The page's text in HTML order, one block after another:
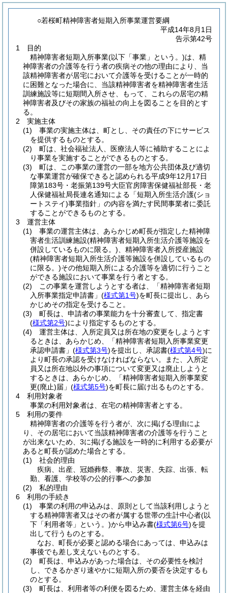
○若桜町精神障害者短期入所事業運営要綱
平成14年8月1日
告示第42号
1 目的
精神障害者短期入所事業(以下「事業」という。)は、精
神障害者の介護等を行う者の疾病その他の理由により、当
該精神障害者が居宅において介護等を受けることが一時的
に困難となった場合に、当該精神障害者を精神障害者生活
訓練施設等に短期間入所させ、もって、これらの居宅の精
神障害者及びその家族の福祉の向上を図ることを目的とす
る。
2 実施主体
(1) 事業の実施主体は、町とし、その責任の下にサービス
を提供するものとする。
(2) 町は、社会福祉法人、医療法人等に補助することによ
り事業を実施することができるものとする。
(3) 町は、この事業の運営の一部を地方公共団体及び適切
な事業運営が確保できると認められる平成9年12月17日
障第183号・老振第139号大臣官房障害保健福祉部長・老
人保健福祉局長連名通知による「短期入所生活介護(ショ
ートステイ)事業指針」の内容を満たす民間事業者に委託
することができるものとする。
3 運営主体
(1) 事業の運営主体は、あらかじめ町長が指定した精神障
害者生活訓練施設(精神障害者短期入所生活介護等施設を
併設しているものに限る。) 、精神障害者入所授産施設
(精神障害者短期入所生活介護等施設を併設しているもの
に限る。)その他短期入所による介護等を適切に行うこと
ができる施設において事業を行う者とする。
(2) この事業を運営しようとする者は、「精神障害者短期
入所事業指定申請書」 (様式第1号)を町長に提出し、あら
かじめその指定を受けること。
(3) 町長は、申請者の事業能力を十分審査して、指定書
(様式第2号)により指定するものとする。
(4) 運営主体は、入所定員又は所在地の変更をしようとす
るときは、あらかじめ、「精神障害者短期入所事業変更
承認申請書」 (様式第3号)を提出し、承認書(様式第4号)に
より町長の承認を受けなければならない。また、入所定
員又は所在地以外の事項について変更又は廃止しようと
するときは、あらかじめ、「精神障害者短期入所事業変
更(廃止)届」 (様式第5号)を町長に届け出るものとする。
4 利用対象者
事業の利用対象者は、在宅の精神障害者とする。
5 利用の要件
精神障害者の介護等を行う者が、次に掲げる理由によ
り、その居宅において当該精神障害者の介護等を行うこと
が出来ないため、3に掲げる施設を一時的に利用する必要が
あると町長が認めた場合とする。
(1) 社会的理由
疾病、出産、冠婚葬祭、事故、災害、失踪、出張、転
勤、看護、学校等の公的行事への参加
(2) 私的理由
6 利用の手続き
(1) 事業の利用の申込みは、原則として当該利用しようと
する精神障害者又はその者が属する世帯の生計中心者(以
下「利用者等」という。)から申込み書(様式第6号)を提
出して行うものとする。
なお、町長が必要と認める場合にあっては、申込みは
事後でも差し支えないものとする。
(2) 町長は、申込みがあった場合は、その必要性を検討
し、できるかぎり速やかに短期入所の要否を決定するも
のとする。
(3) 町長は、利用者等の利便を図るため、運営主体を経由